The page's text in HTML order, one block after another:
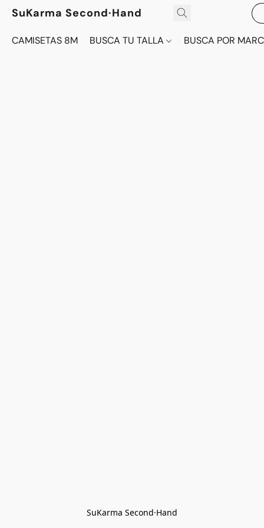
SuKarma Second·Hand
CAMISETAS 8M BUSCA TU TALLA BUSCA POR
SuKarma Second·Hand